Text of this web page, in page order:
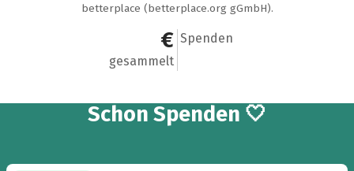
betterplace (betterplace.org gGmbH).
220 €
gesammelt
2
Spenden
Schon 2
Spenden 🤍